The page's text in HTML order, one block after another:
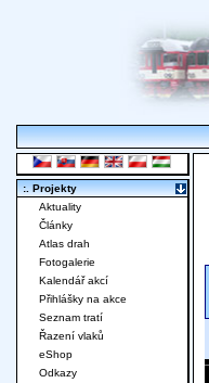
:. Projekty
Aktuality
Články
Atlas drah
Fotogalerie
Kalendář akcí
Přihlášky na akce
Seznam tratí
Řazení vlaků
eShop
Odkazy